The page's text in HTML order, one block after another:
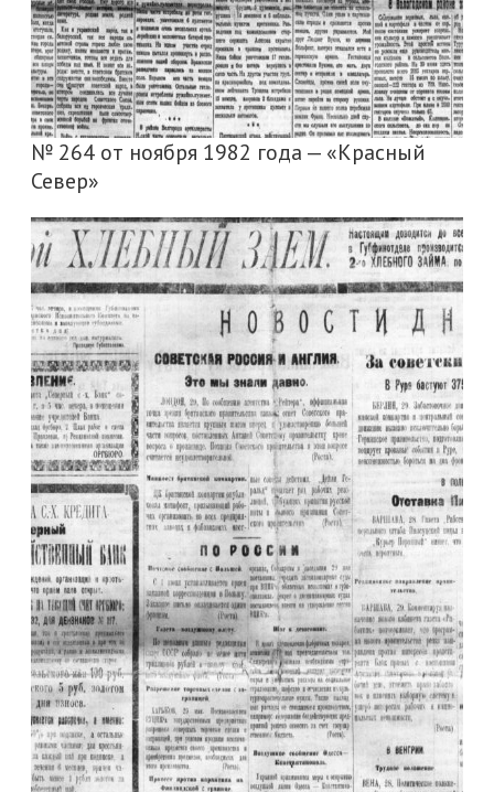
№ 264 от ноября 1982 года — «Красный
Север»